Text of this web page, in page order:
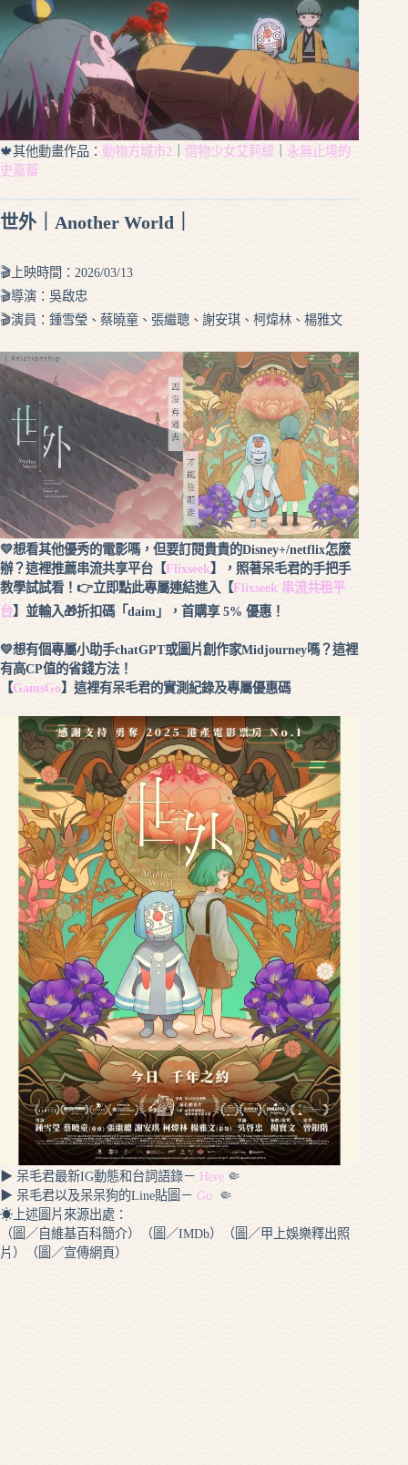
🍁其他動畫作品： 動物方城市2 借物少女艾莉緹
永無止境的
史嘉蕾
世外｜Another World｜
🎬上映時間：2026/03/13
🎬導演：吳啟忠
🎬演員：鍾雪瑩、蔡曉童、張繼聰、謝安琪、柯煒林、楊雅文
💛想看其他優秀的電影嗎，但要訂閱貴貴的Disney+/netflix怎麼
辦？這裡推薦串流共享平台【Flixseek】，照著呆毛君的手把手
教學試試看！ 👉立即點此專屬連結進入【Flixseek 串流共租平
台】並輸入🎁折扣碼「daim 」，首購享5% 優惠！
💛想有個專屬小助手chatGPT或圖片創作家Midjourney嗎？這裡
有高CP值的省錢方法！
【GamsGo】這裡有呆毛君的實測紀錄及專屬優惠碼
▶ 呆毛君最新IG動態和台詞語錄－ Here 🤏
▶ 呆毛君以及呆呆狗的Line貼圖－ Go 🤏
☀上述圖片來源出處：
（圖／自維基百科簡介）（圖／IMDb）（圖／甲上娛樂釋出照
片）（圖／宣傳網頁）